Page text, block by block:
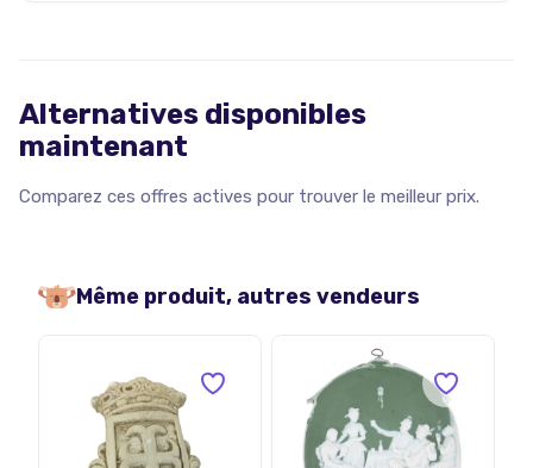
Alternatives disponibles
maintenant
Comparez ces offres actives pour trouver le meilleur prix.
Même produit, autres vendeurs